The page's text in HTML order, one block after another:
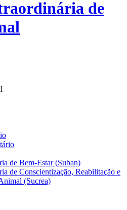
de
de Bem-Estar (Suban)
de Conscientização, Reabilitação e
(Sucrea)